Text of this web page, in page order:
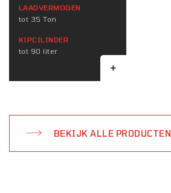
LAADVERMOGEN
tot 35 Ton
KIPCILINDER
tot 90 liter
BEKIJK ALLE PRODUCTEN